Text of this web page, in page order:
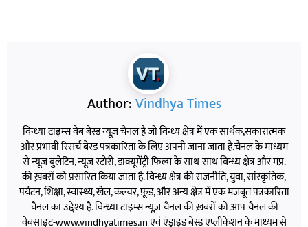
Author:Vindhya Times
विन्ध्या टाइम्स वेब बेस्ड न्यूज़ चैनल है जो विन्ध्य क्षेत्र में एक सार्थक,सकारात्मक
और प्रभावी रिसर्च बेस्ड पत्रकारिता के लिए अपनी जाना जाता है.चैनल के माध्यम
से न्यूज़ बुलेटिन, न्यूज़ स्टोरी, डाक्यूमेंट्री फिल्म के साथ-साथ विन्ध्य क्षेत्र और मप्र.
की ख़बरों को प्रसारित किया जाता है. विन्ध्य क्षेत्र की राजनीति, युवा, सांस्कृतिक,
पर्यटन, शिक्षा, स्वास्थ्य, खेल, कल्चर, फ़ूड, और अन्य क्षेत्र में एक मजबूत पत्रकारिता
चैनल का उद्देश्य है. विन्ध्या टाइम्स न्यूज़ चैनल की ख़बरों को आप चैनल की
वेबसाइट-www.vindhyatimes.in एवं एंड्राइड बेस्ड एप्लीकेशन के माध्यम से